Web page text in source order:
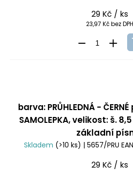
29 Kč / ks
23,97 Kč bez DPH
barva: PRŮHLEDNÁ -
SAMOLEPKA, velikost: š.
základní
Skladem (>10 ks) | 5657/PRU
29 Kč / ks